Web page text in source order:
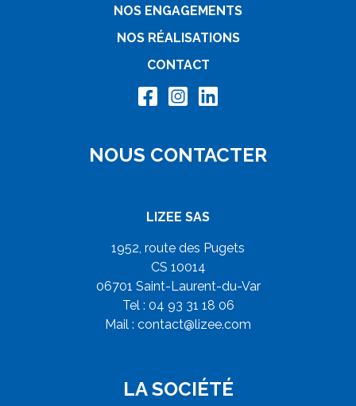
NOS ENGAGEMENTS
NOS RÉALISATIONS
CONTACT
NOUS CONTACTER
LIZEE SAS
1952, route des Pugets
CS 10014
06701 Saint-Laurent-du-Var
Tel : 04 93 31 18 06
Mail : contact@lizee.com
LA SOCIÉTÉ